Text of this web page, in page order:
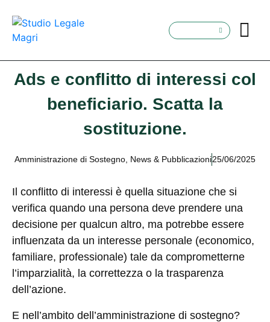
Ads e conflitto di interessi col
beneficiario. Scatta la
sostituzione.
Amministrazione di Sostegno News & Pubblicazioni25/06/2025
Il conflitto di interessi è quella situazione che si
verifica quando una persona deve prendere una
decisione per qualcun altro, ma potrebbe essere
influenzata da un interesse personale (economico,
familiare, professionale) tale da comprometterne
l’imparzialità, la correttezza o la trasparenza
dell’azione.
E nell’ambito dell’amministrazione di sostegno?